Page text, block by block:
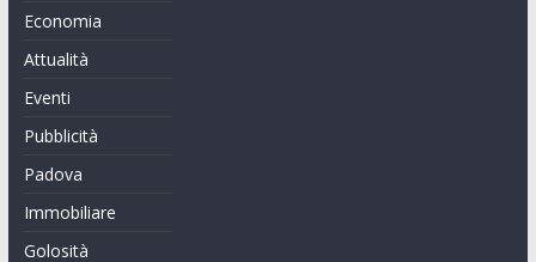
Economia
Attualità
Eventi
Pubblicità
Padova
Immobiliare
Golosità